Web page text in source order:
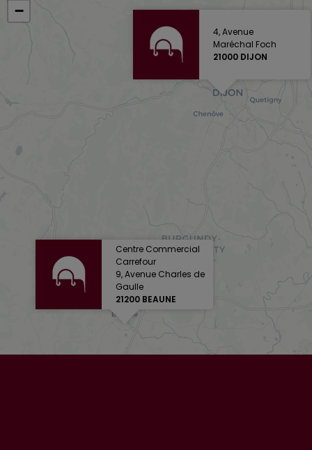
4, Avenue
Maréchal Foch
21000 DIJON
Centre Commercial
Carrefour
9, Avenue Charles de
Gaulle
21200 BEAUNE
−